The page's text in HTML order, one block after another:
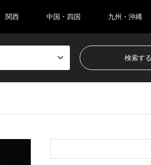
関西 中国・四国 九州・沖縄